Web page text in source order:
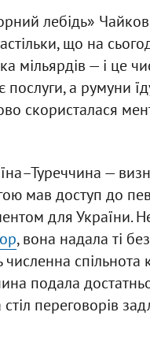
лебідь»
що на
мільярдів — і це
а румуни
скористалася
—
мав доступ до
для України.
, вона надала ті
численна
подала
переговорів